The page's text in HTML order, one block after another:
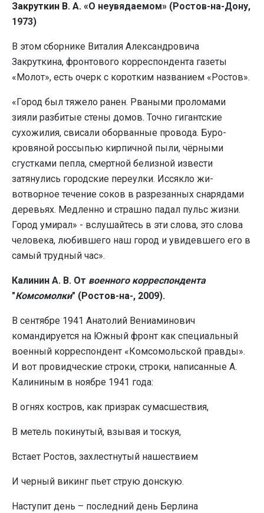
Закруткин В. А. «О неувядаемом» (Ростов-на-Дону,
1973)
В этом сборнике Виталия Александровича
Закруткина, фронтового корреспондента газеты
«Молот», есть очерк с коротким названием «Ростов».
«Город был тяжело ранен. Рваными проломами
зияли разбитые стены домов. Точно гигантские
сухожилия, свисали оборванные провода. Буро-
кровяной россыпью кир­пичной пыли, чёрными
сгустками пепла, смертной белиз­ной извести
затянулись городские переулки. Иссякло жи­
вотворное течение соков в разрезанных снарядами
деревь­ях. Медленно и страшно падал пульс жизни.
Город умирал» - вслушайтесь в эти слова, это слова
человека, любившего наш город и увидевшего его в
самый трудный час».
Калинин А. В. От военного корреспондента
"Комсомолки" (Ростов-на-, 2009).
В сентябре 1941 Анатолий Вениаминович
командируется на Южный фронт как специальный
военный корреспондент «Комсомольской правды».
И вот провидческие строки, строки, написанные А.
Калининым в ноябре 1941 года:
В огнях костров, как призрак сумасшествия,
В метель покинутый, взывая и тоскуя,
Встает Ростов, захлестнутый нашествием
И черный викинг пьет струю донскую.
Наступит день – последний день Берлина